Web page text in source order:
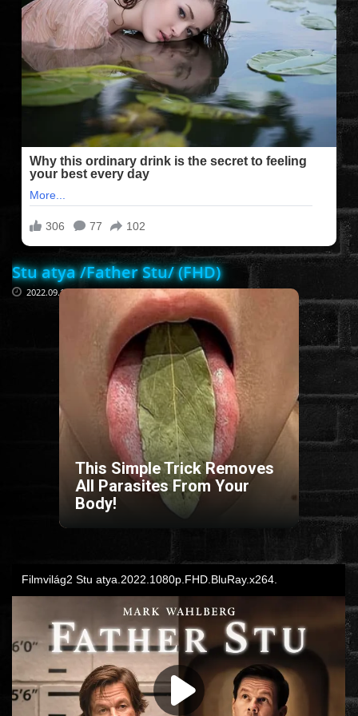
FILMEK (2025-ÖS)
FILMEK (2024-ES)
FILMEK (2023-AS)
FILMEK (2022-ES)
FELIRATOS FILMEK
AKCIÓ
THRILLER
DRÁMA
Stu atya /Father Stu/ (FHD)
2022.09.17
This Simple Trick Removes
All Parasites From Your
Body!